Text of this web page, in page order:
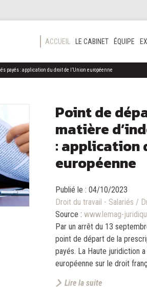
ACCUEIL LE CABINET ÉQUIPE
payés : application du droit de l’Union européenne
Point de
matière
: application
européenne
Publié le : 04/10/2023
Droit du travail - Salariés /
Source : www.lemag-
Par un arrêt du 13
point de départ de la
payés. La Haute juridiction
européenne sur le droit
Lire la suite